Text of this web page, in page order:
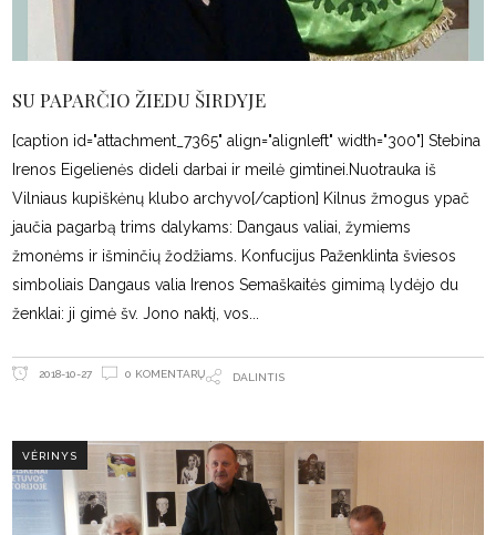
SU PAPARČIO ŽIEDU ŠIRDYJE
[caption id="attachment_7365" align="alignleft" width="300"] Stebina
Irenos Eigelienės dideli darbai ir meilė gimtinei.Nuotrauka iš
Vilniaus kupiškėnų klubo archyvo[/caption] Kilnus žmogus ypač
jaučia pagarbą trims dalykams: Dangaus valiai, žymiems
žmonėms ir išminčių žodžiams. Konfucijus Paženklinta šviesos
simboliais Dangaus valia Irenos Semaškaitės gimimą lydėjo du
ženklai: ji gimė šv. Jono naktį, vos
2018-10-27 0 KOMENTARŲ DALINTIS
VĖRINYS